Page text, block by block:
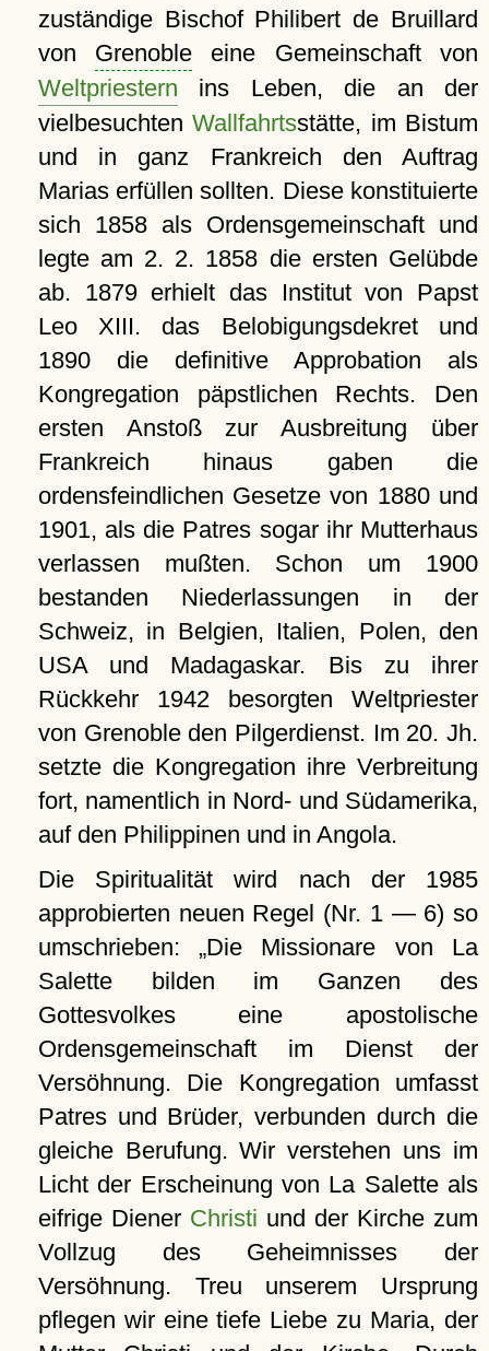
zuständige Bischof Philibert de Bruillard
von Grenoble eine Gemeinschaft von
Weltpriestern ins Leben, die an der
vielbesuchtenWallfahrtsstätte, im Bistum
und in ganz Frankreich den Auftrag
Marias erfüllen sollten. Diese konstituierte
sich 1858 als Ordensgemeinschaft und
legte am 2. 2. 1858 die ersten Gelübde
ab. 1879 erhielt das Institut von Papst
Leo XIII. das Belobigungsdekret und
1890 die definitive Approbation als
Kongregation päpstlichen Rechts. Den
ersten Anstoß zur Ausbreitung über
Frankreich hinaus gaben die
ordensfeindlichen Gesetze von 1880 und
1901, als die Patres sogar ihr Mutterhaus
verlassen mußten. Schon um 1900
bestanden Niederlassungen in der
Schweiz, in Belgien, Italien, Polen, den
USA und Madagaskar. Bis zu ihrer
Rückkehr 1942 besorgten Weltpriester
von Grenoble den Pilgerdienst. Im 20. Jh.
setzte die Kongregation ihre Verbreitung
fort, namentlich in Nord- und Südamerika,
auf den Philippinen und in Angola.
Die Spiritualität wird nach der 1985
approbierten neuen Regel (Nr. 1 — 6) so
umschrieben: Die Missionare von La
Salette bilden im Ganzen des
Gottesvolkes eine apostolische
Ordensgemeinschaft im Dienst der
Versöhnung. Die Kongregation umfasst
Patres und Brüder, verbunden durch die
gleiche Berufung. Wir verstehen uns im
Licht der Erscheinung von La Salette als
eifrige Diener Christi und der Kirche zum
Vollzug des Geheimnisses der
Versöhnung. Treu unserem Ursprung
pflegen wir eine tiefe Liebe zu Maria, der